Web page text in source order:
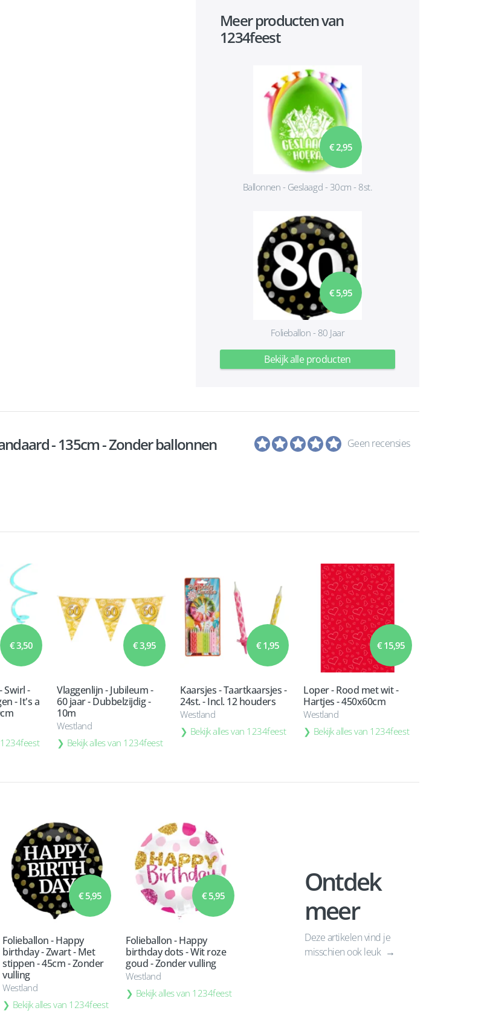
Meer producten van
1234feest
€ 2,95
Ballonnen - Geslaagd - 30cm - 8st.
€ 5,95
Folieballon - 80 Jaar
Bekijk alle producten
- 135cm - Zonder ballonnen Geen recensies
€ 3,50
Swirl -
- It's a
1234feest
€ 3,95
Vlaggenlijn - Jubileum -
60 jaar - Dubbelzijdig -
10m
Westland
Bekijk alles van 1234feest
€ 1,95
Kaarsjes - Taartkaarsjes -
24st. - Incl. 12 houders
Westland
Bekijk alles van 1234feest
€ 15,95
Loper - Rood met wit -
Hartjes - 450x60cm
Westland
Bekijk alles van 1234feest
€ 5,95
Folieballon - Happy
birthday - Zwart - Met
stippen - 45cm - Zonder
vulling
Westland
Bekijk alles van 1234feest
€ 5,95
Folieballon - Happy
birthday dots - Wit roze
goud - Zonder vulling
Westland
Bekijk alles van 1234feest
Ontdek
meer
Deze artikelen vind je
misschien ook leuk